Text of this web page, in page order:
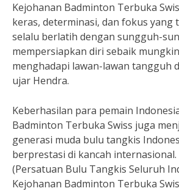
Kejohanan Badminton Terbuka
keras, determinasi, dan fokus yang
selalu berlatih dengan sungguh-
mempersiapkan diri sebaik
menghadapi lawan-lawan tangguh
ujar Hendra.
Keberhasilan para pemain
Badminton Terbuka Swiss juga
generasi muda bulu tangkis
berprestasi di kancah
(Persatuan Bulu Tangkis Seluruh
Kejohanan Badminton Terbuka